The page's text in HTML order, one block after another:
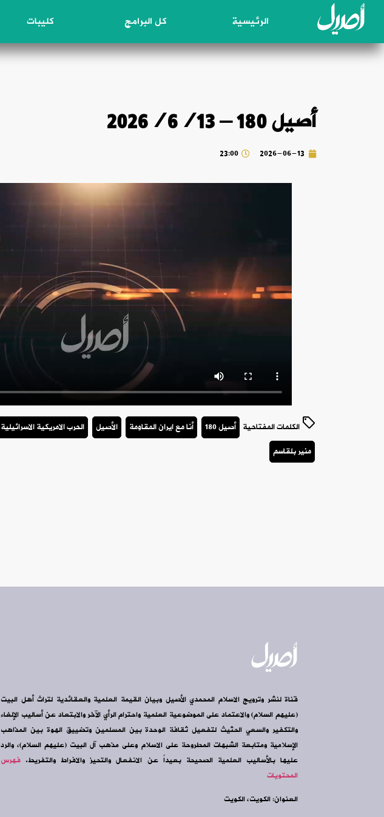
الرئيسية كل البرامج كليبات
أصيل 180 – 2026/6/13
2026-06-13
23:00
الكلمات المفتاحية أصيل 180 أنا مع ايران المقاومة الأصيل الحرب الامريكية الاسرائيلية
منير بلقاسم
قناة لنشر وترويج الاسلام المحمدي الأصيل وبيان القيمة العلمية والعقائدية لتراث أهل البيت
(عليهم السلام) والاعتماد على الموضوعية العلمية واحترام الرأي الآخر والابتعاد عن أساليب الإلغاء
والتكفير والسعي الحثيث لتفعيل ثقافة الوحدة بين المسلمين وتضييق الهوة بين المذاهب
الإسلامية ومتابعة الشبهات المطروحة على الاسلام وعلى مذهب آل البيت (عليهم السلام)، والرد
عليها بالأساليب العلمية الصحيحة بعيداً عن الانفعال والتحيز والافراط والتفريط. فهرس
المحتويات
العنوان: الكويت، الكويت